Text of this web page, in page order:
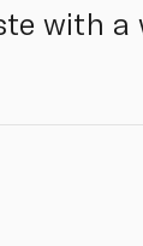
with a